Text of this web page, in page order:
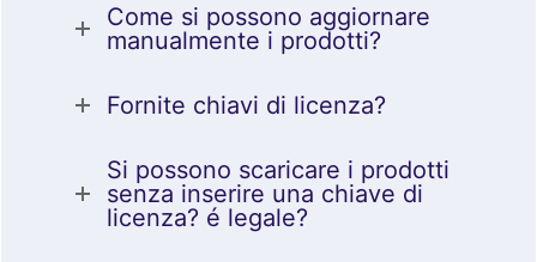
Come si possono aggiornare
manualmente i prodotti?
Fornite chiavi di licenza?
Si possono scaricare i prodotti
senza inserire una chiave di
licenza? é legale?